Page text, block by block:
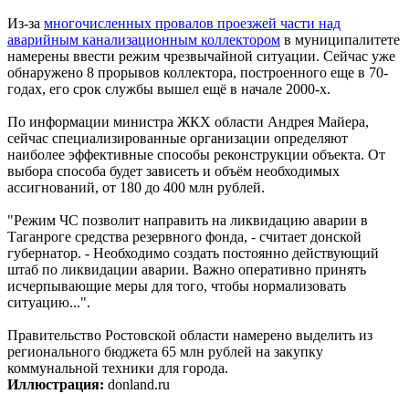
Из-за многочисленных провалов проезжей части над
аварийным канализационным коллектором в муниципалитете
намерены ввести режим чрезвычайной ситуации. Сейчас уже
обнаружено 8 прорывов коллектора, построенного еще в 70-
годах, его срок службы вышел ещё в начале 2000-х.
По информации министра ЖКХ области Андрея Майера,
сейчас специализированные организации определяют
наиболее эффективные способы реконструкции объекта. От
выбора способа будет зависеть и объём необходимых
ассигнований, от 180 до 400 млн рублей.
"Режим ЧС позволит направить на ликвидацию аварии в
Таганроге средства резервного фонда, - считает донской
губернатор. - Необходимо создать постоянно действующий
штаб по ликвидации аварии. Важно оперативно принять
исчерпывающие меры для того, чтобы нормализовать
ситуацию...".
Правительство Ростовской области намерено выделить из
регионального бюджета 65 млн рублей на закупку
коммунальной техники для города.
Иллюстрация: donland.ru